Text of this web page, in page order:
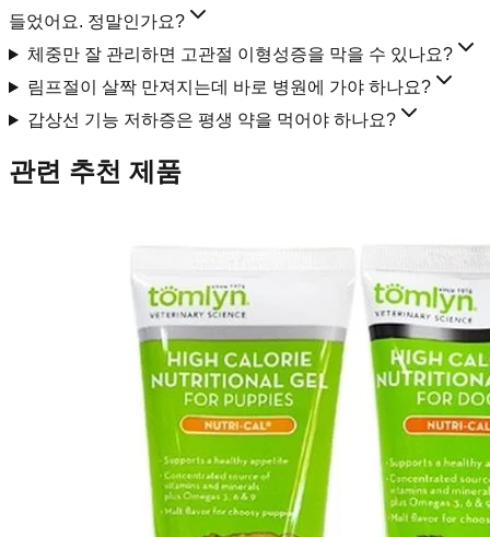
들었어요. 정말인가요?
체중만 잘 관리하면 고관절 이형성증을 막을 수 있나요?
림프절이 살짝 만져지는데 바로 병원에 가야 하나요?
갑상선 기능 저하증은 평생 약을 먹어야 하나요?
관련 추천 제품